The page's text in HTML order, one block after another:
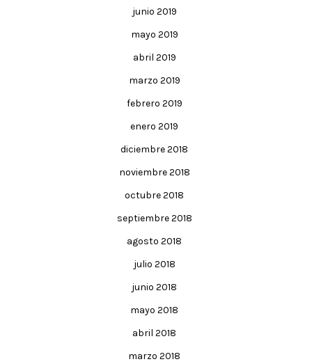
junio 2019
mayo 2019
abril 2019
marzo 2019
febrero 2019
enero 2019
diciembre 2018
noviembre 2018
octubre 2018
septiembre 2018
agosto 2018
julio 2018
junio 2018
mayo 2018
abril 2018
marzo 2018